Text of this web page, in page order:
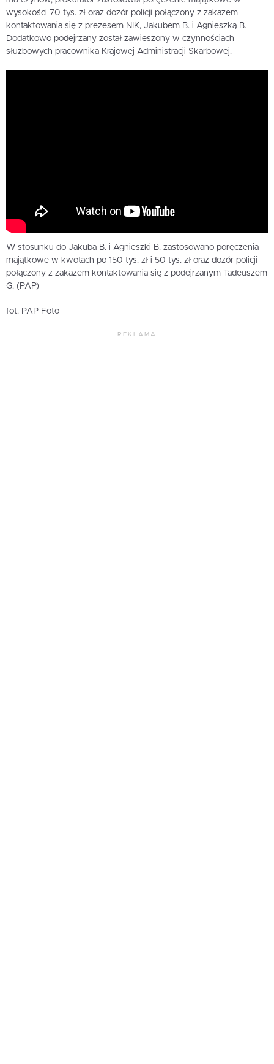
wysokości 70 tys. zł oraz dozór policji połączony z zakazem
kontaktowania się z prezesem NIK, Jakubem B. i Agnieszką B.
Dodatkowo podejrzany został zawieszony w czynnościach
służbowych pracownika Krajowej Administracji Skarbowej.
W stosunku do Jakuba B. i Agnieszki B. zastosowano poręczenia
majątkowe w kwotach po 150 tys. zł i 50 tys. zł oraz dozór policji
połączony z zakazem kontaktowania się z podejrzanym Tadeuszem
G. (PAP)
fot. PAP Foto
REKLAMA